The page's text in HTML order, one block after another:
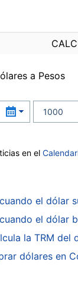
a Pesos
en el
el dólar
el dólar
la TRM del
dólares en